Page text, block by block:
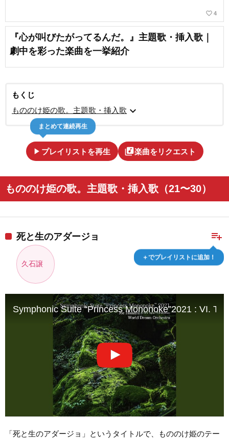
favorite_border 4
『心が叫びたがってるんだ。』主題歌・挿入歌｜
劇中を彩った楽曲を一挙紹介
もくじ
もののけ姫の歌。主題歌・挿入歌 expand_more
play_arrow プレイリストを再生
まとめて連続再生
library_music楽曲をリクエスト
もののけ姫の歌。主題歌・挿入歌（21〜30）
playlist_add
＋でプレイリストに追加！
死と生のアダージョ
久石譲
Symphonic Suite “Princess Mononoke”2021 : VI.
「死と生のアダージョ」というタイトルで、もののけ姫のテー